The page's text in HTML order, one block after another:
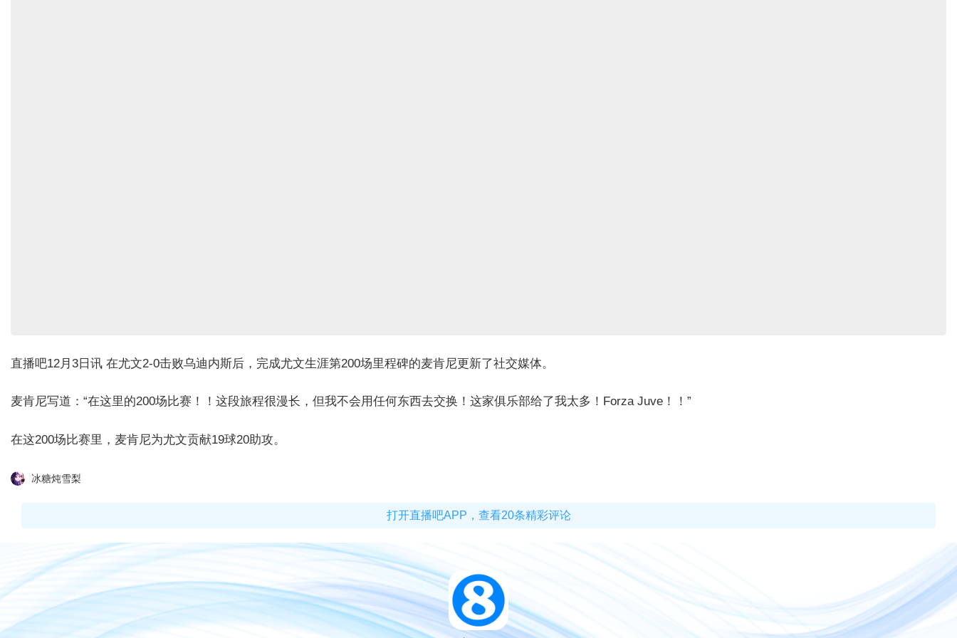
直播吧12月3日讯 在尤文2-0击败乌迪内斯后，完成尤文生涯第200场里程碑的麦肯尼更新了社交媒体。
麦肯尼写道：“在这里的200场比赛！！这段旅程很漫长，但我不会用任何东西去交换！这家俱乐部给了我太多！Forza Juve！！”
在这200场比赛里，麦肯尼为尤文贡献19球20助攻。
冰糖炖雪梨
打开直播吧APP，查看20条精彩评论